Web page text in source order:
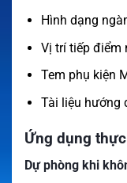
Hình dạng
Vị trí tiếp điểm
Tem phụ kiện
Tài liệu hướng
Ứng dụng
Dự phòng khi